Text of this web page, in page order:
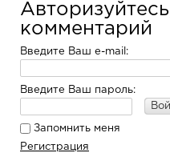
комментарий
Введите Ваш e-mail:
Введите Ваш пароль:
Запомнить меня
Регистрация